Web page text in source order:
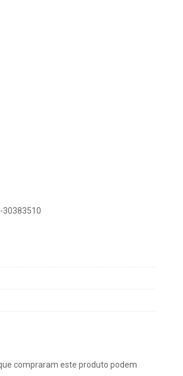
30383510
compraram este produto podem